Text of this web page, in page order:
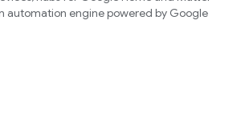
automation engine powered by Google